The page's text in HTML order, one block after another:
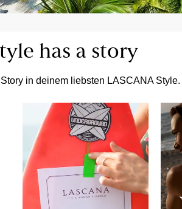
has a story
in deinem liebsten LASCANA